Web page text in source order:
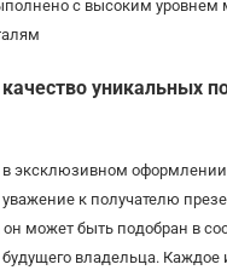
с высоким уровнем
уникальных
в эксклюзивном
к получателю
он может быть подобран в
владельца. Каждое